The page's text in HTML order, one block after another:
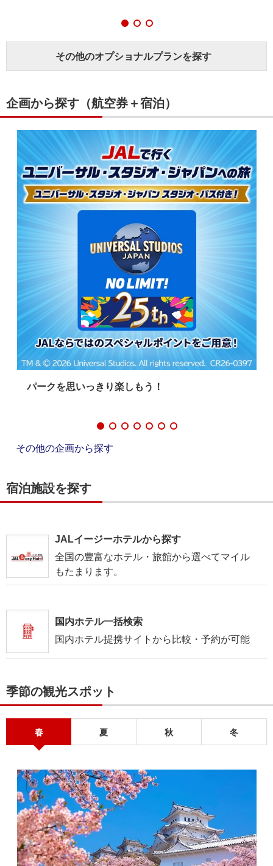
その他のオプショナルプランを探す
企画から探す（航空券＋宿泊）
パークを思いっきり楽しもう！
その他の企画から探す
宿泊施設を探す
JALイージーホテルから探す
全国の豊富なホテル・旅館から選べてマイル
もたまります。
国内ホテル一括検索
国内ホテル提携サイトから比較・予約が可能
季節の観光スポット
春 夏 秋 冬